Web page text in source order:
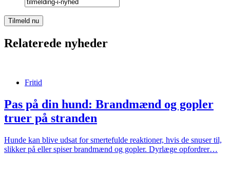
Relaterede nyheder
Fritid
Pas på din hund: Brandmænd og gopler
truer på stranden
Hunde kan blive udsat for smertefulde reaktioner, hvis de snuser til,
slikker på eller spiser brandmænd og gopler. Dyrlæge opfordrer…